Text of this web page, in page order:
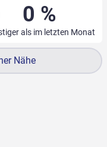
0 %
als im letzten Monat
Nähe